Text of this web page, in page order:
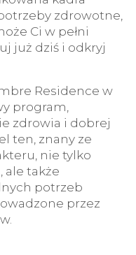
zdrowotne,
Ci w pełni
już dziś i odkryj
Residence w
program,
zdrowia i dobrej
ten, znany ze
nie tylko
także
potrzeb
przez